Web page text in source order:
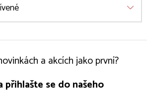
a akcích jako první?
přihlašte se do našeho